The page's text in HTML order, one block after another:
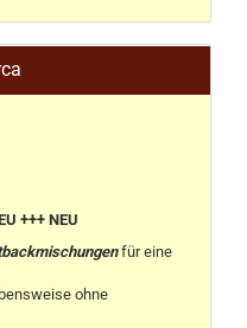
+++ NEU
für eine
ohne